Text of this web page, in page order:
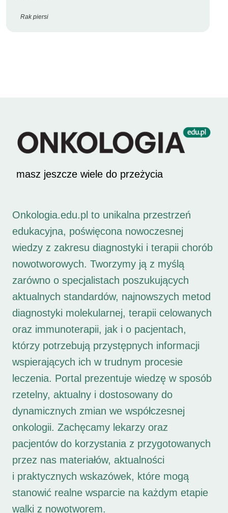
Rak piersi
masz jeszcze wiele do przeżycia
Onkologia.edu.pl to unikalna przestrzeń
edukacyjna, poświęcona nowoczesnej
wiedzy z zakresu diagnostyki i terapii chorób
nowotworowych. Tworzymy ją z myślą
zarówno o specjalistach poszukujących
aktualnych standardów, najnowszych metod
diagnostyki molekularnej, terapii celowanych
oraz immunoterapii, jak i o pacjentach,
którzy potrzebują przystępnych informacji
wspierających ich w trudnym procesie
leczenia. Portal prezentuje wiedzę w sposób
rzetelny, aktualny i dostosowany do
dynamicznych zmian we współczesnej
onkologii. Zachęcamy lekarzy oraz
pacjentów do korzystania z przygotowanych
przez nas materiałów, aktualności
i praktycznych wskazówek, które mogą
stanowić realne wsparcie na każdym etapie
walki z nowotworem.